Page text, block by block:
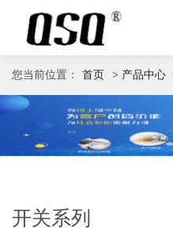
您当前位置： 首页 > 产品中心
开关系列